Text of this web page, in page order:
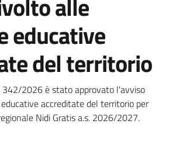
alle
educative
del territorio
alle strutture
342/2026 è stato approvato l'avviso
accreditate del territorio per
Nidi Gratis a.s. 2026/2027.